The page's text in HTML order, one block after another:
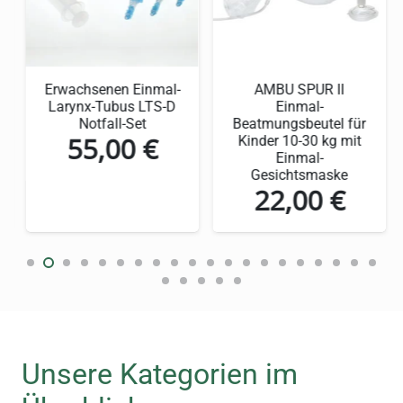
– Praktische Einzelverpackungen für
– Alkoholfrei und materialschonend
– Schnelle Wirkung nach nur 30 Sekunden
Produktbeschreibung:
Mikrobac Tissues
Flowpack
effektive Reinigung und Desinfektion
gewährleistet. Die Wirkstoffe Benzyl-C12-18-
Erwachsenen Einmal-
Larynx-Tubus LTS-D
Notfall-Set
55,00€
AMBU SPUR II
Einmal-
Beatmungsbeutel für
Kinder 10-30 kg mit
Einmal-
Gesichtsmaske
22,00€
Unsere Kategorien im